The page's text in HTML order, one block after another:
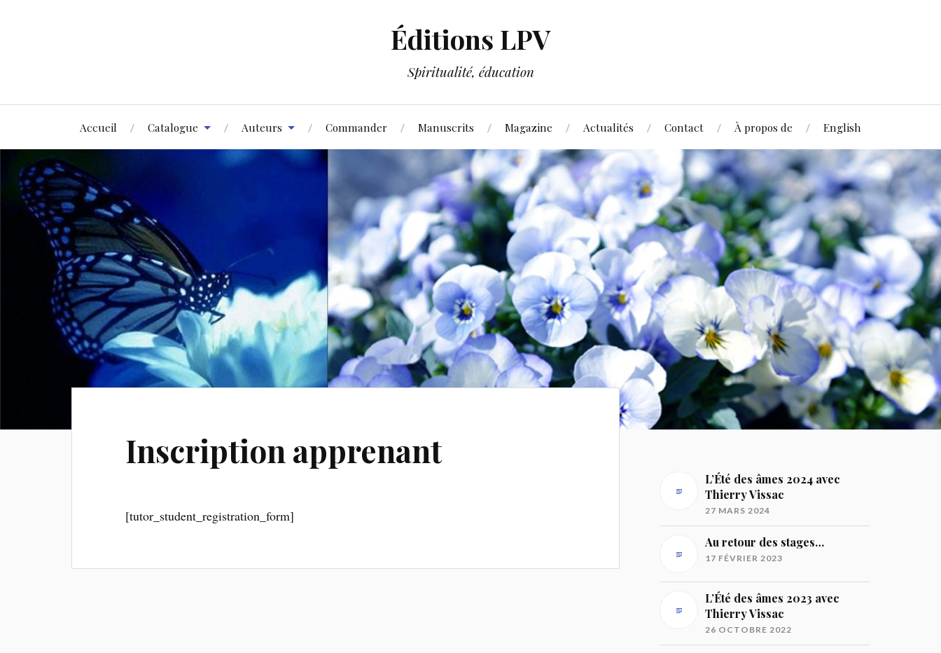
Éditions LPV
Spiritualité, éducation
Accueil Catalogue Auteurs Commander Manuscrits Magazine Actualités Contact À propos de English
Inscription apprenant
[tutor_student_registration_form]
L’Été des âmes 2024 avec
Thierry Vissac
27 MARS 2024
Au retour des stages…
17 FÉVRIER 2023
L’Été des âmes 2023 avec
Thierry Vissac
26 OCTOBRE 2022